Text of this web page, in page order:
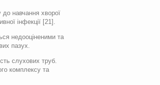
навчання хворої
інфекції [21].
недооціненими та
пазух.
слухових труб.
комплексу та